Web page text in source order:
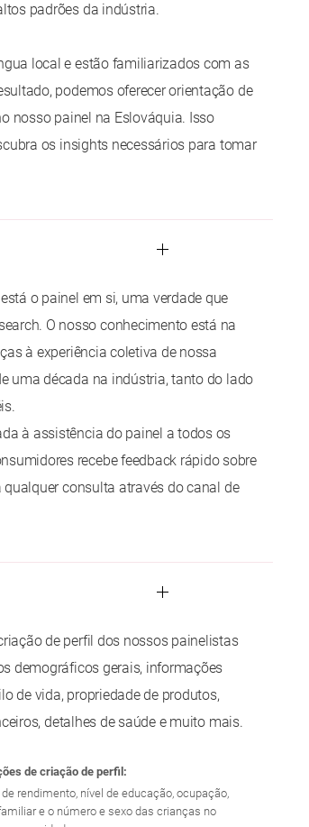
padrões da indústria.
local e estão familiarizados com as
podemos oferecer orientação de
nosso painel na Eslováquia. Isso
os insights necessários para tomar
o painel em si, uma verdade que
O nosso conhecimento está na
à experiência coletiva de nossa
uma década na indústria, tanto do lado
à assistência do painel a todos os
recebe feedback rápido sobre
consulta através do canal de
de perfil dos nossos painelistas
demográficos gerais, informações
de vida, propriedade de produtos,
detalhes de saúde e muito mais.
de criação de perfil:
rendimento, nível de educação, ocupação,
e o número e sexo das crianças no